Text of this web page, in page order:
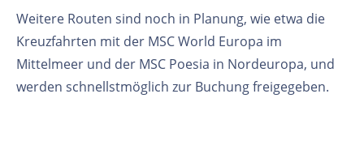
Weitere Routen sind noch in Planung, wie etwa die
Kreuzfahrten mit der MSC World Europa im
Mittelmeer und der MSC Poesia in Nordeuropa, und
werden schnellstmöglich zur Buchung freigegeben.